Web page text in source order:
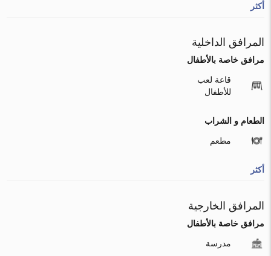
أكثر
المرافق الداخلية
مرافق خاصة بالأطفال
قاعة لعب
للأطفال
الطعام و الشراب
مطعم
أكثر
المرافق الخارجية
مرافق خاصة بالأطفال
مدرسة